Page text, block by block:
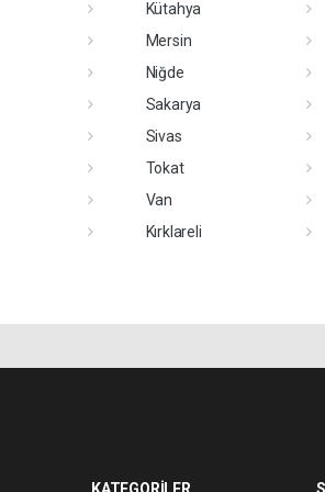
Kütahya
Mersin
Niğde
Sakarya
Sivas
Tokat
Van
Kırklareli